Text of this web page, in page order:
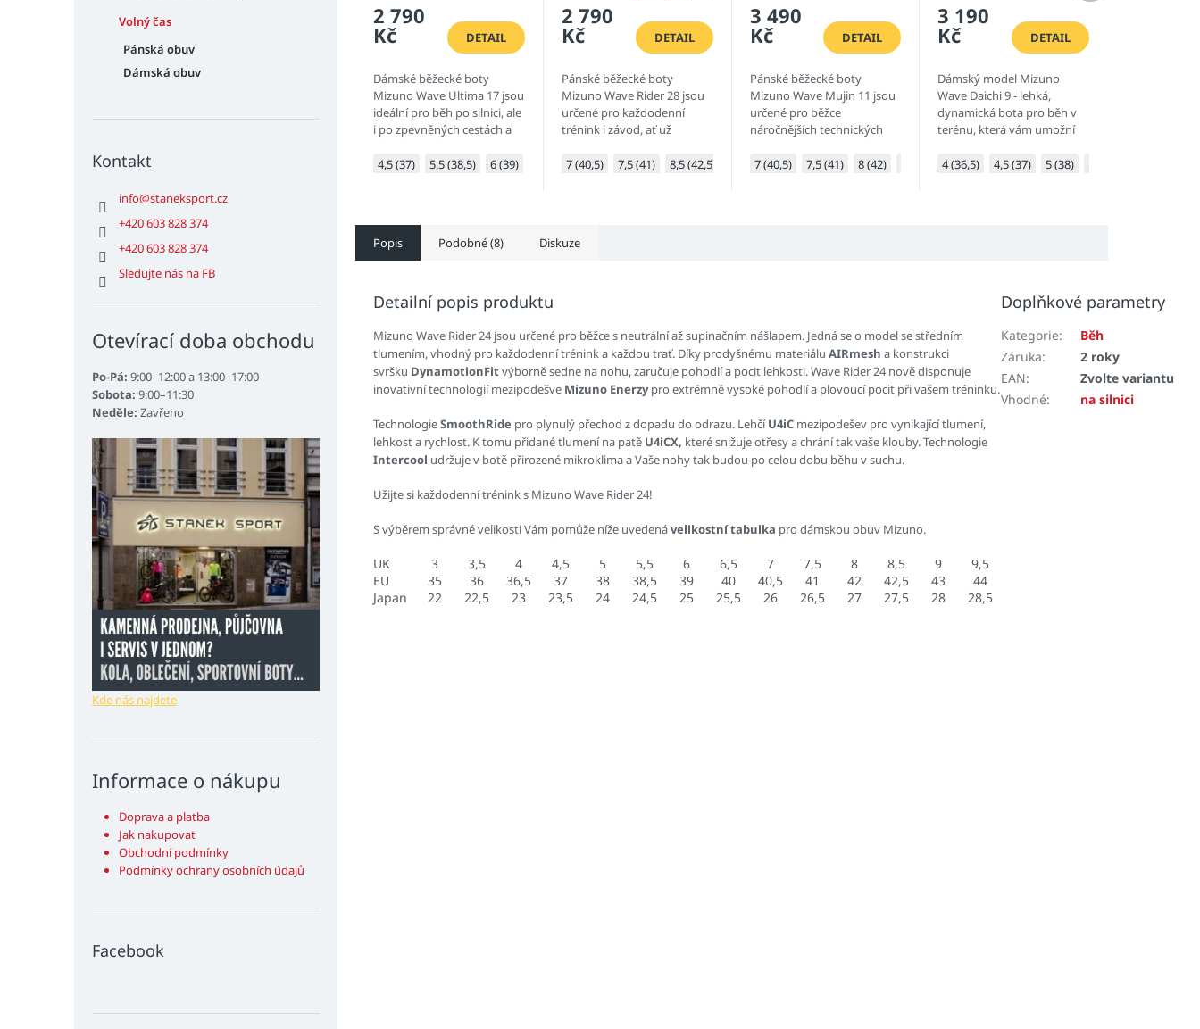
Volný čas
Pánská obuv
Dámská obuv
Kontakt
info@staneksport.cz
+420 603 828 374
+420 603 828 374
Sledujte nás na FB
Otevírací doba obchodu
Po-Pá: 9:00–12:00 a 13:00–17:00
Sobota: 9:00–11:30
Neděle: Zavřeno
Kde nás najdete
Informace o nákupu
Doprava a platba
Jak nakupovat
Obchodní podmínky
Podmínky ochrany osobních údajů
Facebook
2 790
Kč DETAIL
Dámské běžecké boty
Mizuno Wave Ultima 17 jsou
ideální pro běh po silnici, ale
i po zpevněných cestách a
skvělé tlumení, tak lze
4,5 (37) 5,5 (38,5) 6 (39) 6,5 (40) 7 (40,5) 7,5 (41)
produktu
je
5
hvězdiček.
2 790
Kč DETAIL
Pánské běžecké boty
Mizuno Wave Rider 28 jsou
určené pro každodenní
trénink i závod, ať už
zpevněných cestách.
7 (40,5) 7,5 (41) 8,5 (42,5) 9 (43) 10,5 (45) 11 (46)
3 490
Kč DETAIL
Pánské běžecké boty
Mizuno Wave Mujin 11 jsou
určené pro běžce
náročnějších technických
tlumení a odolnost - to jsou
7 (40,5) 7,5 (41) 8 (42) 9,5 (44) 10 (44,5) 10,5 (45)
3 190
Kč DETAIL
Dámský model Mizuno
Wave Daichi 9 - lehká,
dynamická bota pro běh v
terénu, která vám umožní
dokonalou rovnováhou
4 (36,5) 4,5 (37) 5 (38) 5,5 (38,5)
Popis Podobné (8) Diskuze
Detailní popis produktu
Mizuno Wave Rider 24 jsou určené pro běžce s neutrální až supinačním nášlapem. Jedná se o model se středním
tlumením, vhodný pro každodenní trénink a každou trať. Díky prodyšnému materiálu AIRmesh a konstrukci
svršku DynamotionFitvýborně sedne na nohu, zaručuje pohodlí a pocit lehkosti. Wave Rider 24nově disponuje
inovativní technologií mezipodešve Mizuno Enerzypro extrémně vysoké pohodlí a plovoucí pocit při vašem tréninku.
TechnologieSmoothRide pro plynulý přechod z dopadu do odrazu. LehčíU4iC mezipodešev pro vynikající tlumení,
lehkost a rychlost. K tomu přidané tlumení na patě U4iCX, které snižuje otřesy a chrání tak vaše klouby. Technologie
Intercool udržuje v botě přirozené mikroklima a Vaše nohy tak budou po celou dobu běhu v suchu.
Užijte si každodenní trénink s Mizuno Wave Rider 24!
S výběrem správné velikosti Vám pomůže níže uvedenávelikostní tabulka pro dámskou obuv Mizuno.
UK 3 3,5 4 4,5 5 5,5 6 6,5 7 7,5 8 8,5 9
9,5
EU
35 36 36,5 37 38 38,5 39 40 40,5 41 42 42,5 43
44
Japan
22 22,5 23 23,5 24 24,5 25 25,5 26 26,5 27 27,5 28 28,5
Doplňkové parametry
Kategorie:
Běh
Záruka:
2 roky
EAN:
Zvolte variantu
Vhodné: na silnici